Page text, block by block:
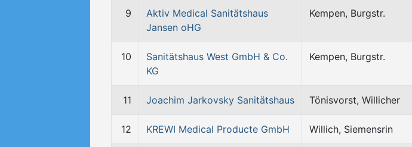
9
Aktiv Medical Sanitätshaus
Jansen oHG
Kempen, Burgstr.
10
Sanitätshaus West GmbH & Co.
KG
Kempen, Burgstr.
11 Joachim Jarkovsky Sanitätshaus Tönisvorst, Willicher
12 KREWI Medical Producte GmbH Willich, Siemensrin